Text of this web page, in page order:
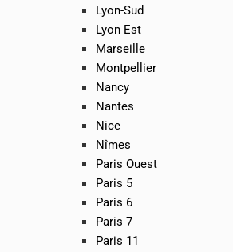
Lyon-Sud
Lyon Est
Marseille
Montpellier
Nancy
Nantes
Nice
Nîmes
Paris Ouest
Paris 5
Paris 6
Paris 7
Paris 11